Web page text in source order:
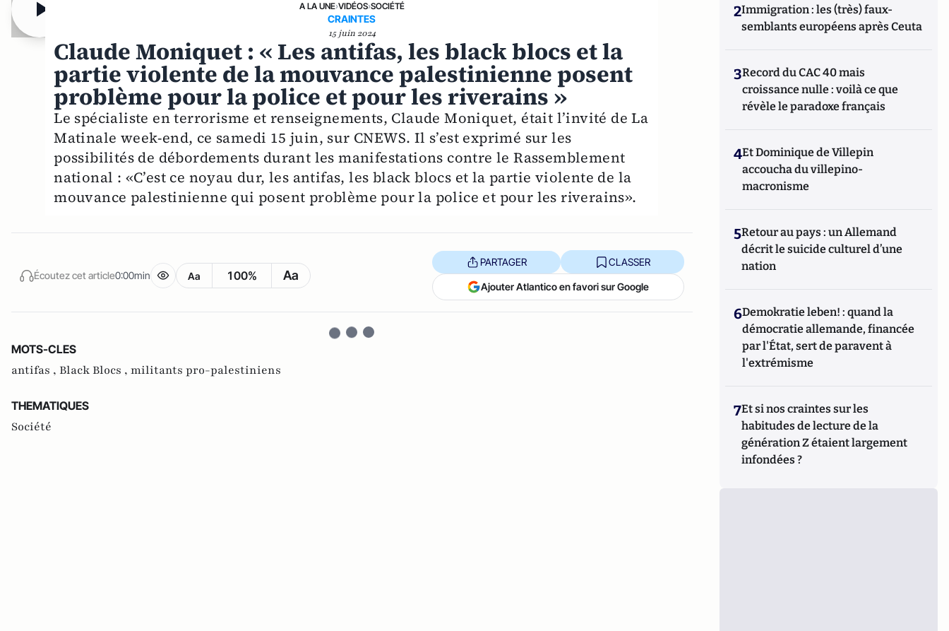
A LA UNE›VIDÉOS›SOCIÉTÉ
CRAINTES
15 juin 2024
Claude Moniquet : « Les antifas, les black blocs et la
partie violente de la mouvance palestinienne posent
problème pour la police et pour les riverains »
Le spécialiste en terrorisme et renseignements, Claude Moniquet, était l’invité de La
Matinale week-end, ce samedi 15 juin, sur CNEWS. Il s’est exprimé sur les
possibilités de débordements durant les manifestations contre le Rassemblement
national : «C’est ce noyau dur, les antifas, les black blocs et la partie violente de la
mouvance palestinienne qui posent problème pour la police et pour les riverains».
Écoutez cet article0:00min Aa 100% Aa
PARTAGER CLASSER
Ajouter Atlantico en favori sur Google
MOTS-CLES
antifas , Black Blocs , militants pro-palestiniens
THEMATIQUES
Société
2Immigration : les (très) faux-
semblants européens après Ceuta
3Record du CAC 40 mais
croissance nulle : voilà ce que
révèle le paradoxe français
4Et Dominique de Villepin
accoucha du villepino-
macronisme
5Retour au pays : un Allemand
décrit le suicide culturel d’une
nation
6Demokratie leben! : quand la
démocratie allemande, financée
par l'État, sert de paravent à
l'extrémisme
7Et si nos craintes sur les
habitudes de lecture de la
génération Z étaient largement
infondées ?